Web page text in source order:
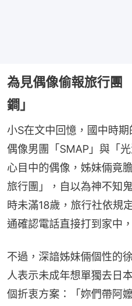
為見偶像偷報旅行
鐧」
小S在文中回憶，國中時
偶像男團「SMAP」與「
心目中的偶像，姊妹倆竟
旅行團」，自以為神不知
時未滿18歲，旅行社依規
通確認電話直接打到家中
不過，深諳姊妹倆個性的
人表示未成年想單獨去日
個折衷方案：「妳們帶阿